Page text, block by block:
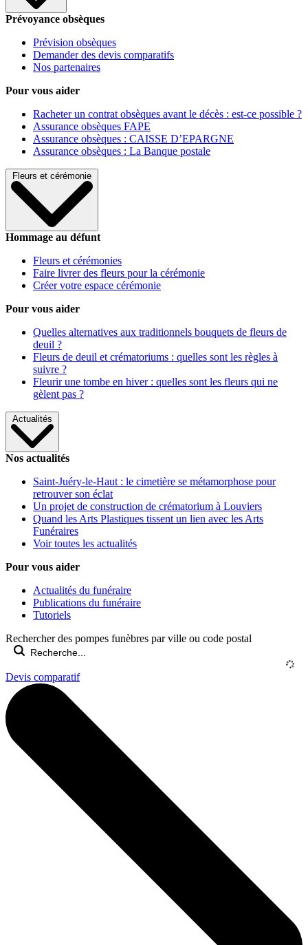
Prévoyance obsèques
Prévision obsèques
Demander des devis comparatifs
Nos partenaires
Pour vous aider
Racheter un contrat obsèques avant le décès : est-ce possible ?
Assurance obsèques FAPE
Assurance obsèques : CAISSE D’EPARGNE
Assurance obsèques : La Banque postale
Fleurs et cérémonie
Hommage au défunt
Fleurs et cérémonies
Faire livrer des fleurs pour la cérémonie
Créer votre espace cérémonie
Pour vous aider
Quelles alternatives aux traditionnels bouquets de fleurs de
deuil ?
Fleurs de deuil et crématoriums : quelles sont les règles à
suivre ?
Fleurir une tombe en hiver : quelles sont les fleurs qui ne
gèlent pas ?
Actualités
Nos actualités
Saint-Juéry-le-Haut : le cimetière se métamorphose pour
retrouver son éclat
Un projet de construction de crématorium à Louviers
Quand les Arts Plastiques tissent un lien avec les Arts
Funéraires
Voir toutes les actualités
Pour vous aider
Actualités du funéraire
Publications du funéraire
Tutoriels
Rechercher des pompes funèbres par ville ou code postal
Devis comparatif